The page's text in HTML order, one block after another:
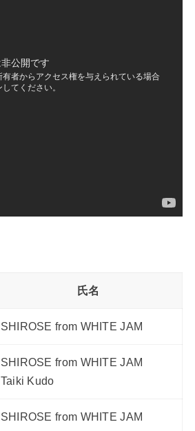
氏名
SHIROSE from WHITE JAM
SHIROSE from WHITE JAM
Taiki Kudo
SHIROSE from WHITE JAM